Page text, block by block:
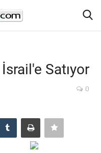
Satıyor
0